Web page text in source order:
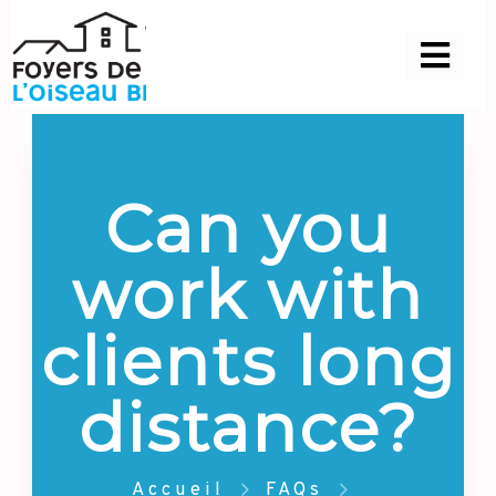
Can you
work with
clients long
distance?
Accueil FAQs